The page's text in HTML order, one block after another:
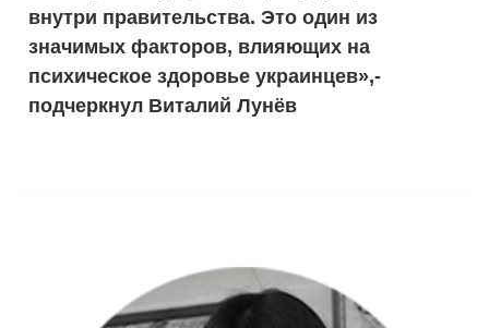
внутри правительства. Это один из
значимых факторов, влияющих на
психическое здоровье украинцев»,-
подчеркнул Виталий Лунёв